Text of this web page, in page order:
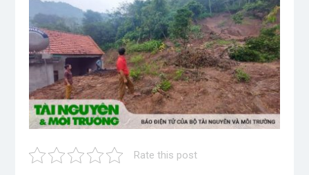
Rate this post